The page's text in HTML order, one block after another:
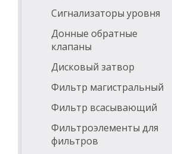
Сигнализаторы уровня
Донные обратные
клапаны
Дисковый затвор
Фильтр магистральный
Фильтр всасывающий
Фильтроэлементы для
фильтров